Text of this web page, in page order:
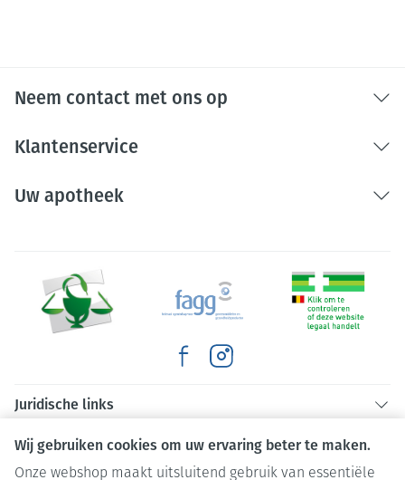
Wij gebruiken cookies om uw ervaring beter te maken.
Onze webshop maakt uitsluitend gebruik van essentiële
Hypokaliëmie met bèta-
agonisten
Neem contact met ons op
Klantenservice
Uw apotheek
Juridische links